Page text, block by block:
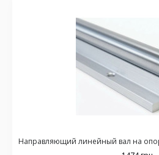
Направляющий линейный вал на